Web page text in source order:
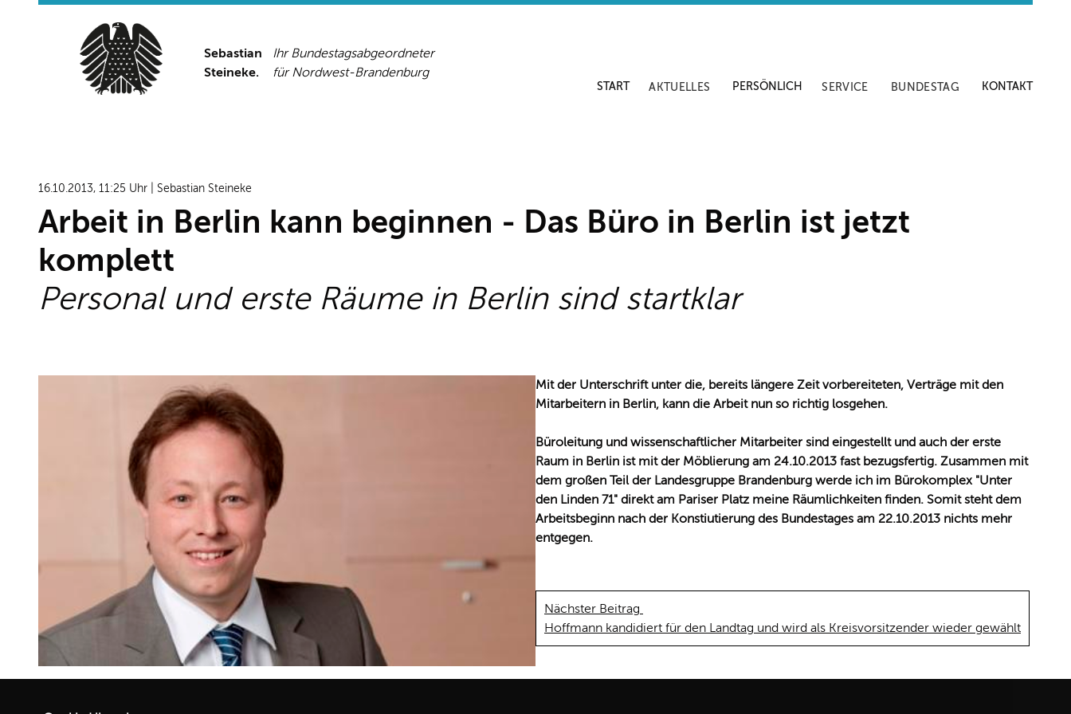
Sebastian
Steineke.
Ihr Bundestagsabgeordneter
für Nordwest-Brandenburg
START AKTUELLES PERSÖNLICH SERVICE BUNDESTAG KONTAKT
16.10.2013, 11:25 Uhr | Sebastian Steineke
Arbeit in Berlin kann beginnen - Das Büro in Berlin ist jetzt
komplett
Personal und erste Räume in Berlin sind startklar
Mit der Unterschrift unter die, bereits längere Zeit vorbereiteten, Verträge mit den
Mitarbeitern in Berlin, kann die Arbeit nun so richtig losgehen.
Büroleitung und wissenschaftlicher Mitarbeiter sind eingestellt und auch der erste
Raum in Berlin ist mit der Möblierung am 24.10.2013 fast bezugsfertig. Zusammen mit
dem großen Teil der Landesgruppe Brandenburg werde ich im Bürokomplex "Unter
den Linden 71" direkt am Pariser Platz meine Räumlichkeiten finden. Somit steht dem
Arbeitsbeginn nach der Konstiutierung des Bundestages am 22.10.2013 nichts mehr
entgegen.
Nächster Beitrag
Hoffmann kandidiert für den Landtag und wird als Kreisvorsitzender wieder gewählt